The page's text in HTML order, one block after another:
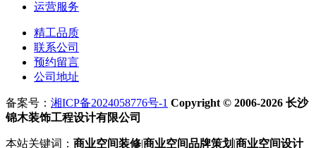
运营服务
精工品质
联系公司
预约留言
公司地址
备案号： 湘ICP备2024058776号-1 Copyright © 2006-2026 长沙
锦木装饰工程设计有限公司
本站关键词： 商业空间装修|商业空间品牌策划 |商业空间设计